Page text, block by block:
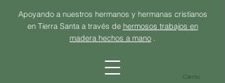
Apoyando a nuestros hermanos y hermanas cristianos
en Tierra Santa a través de hermosos trabajos en
madera hechos a mano .
Carrito